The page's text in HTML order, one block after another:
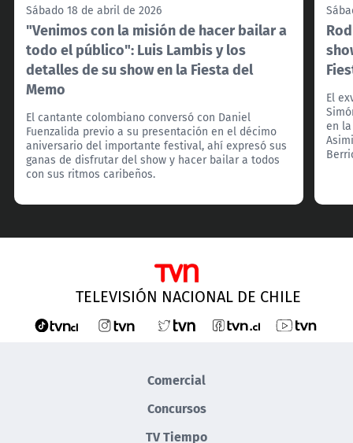
Sábado 18 de abril de 2026
"Venimos con la misión de hacer bailar a
todo el público": Luis Lambis y los
detalles de su show en la Fiesta del
Memo
El cantante colombiano conversó con Daniel
Fuenzalida previo a su presentación en el décimo
aniversario del importante festival, ahí expresó sus
ganas de disfrutar del show y hacer bailar a todos
con sus ritmos caribeños.
El
en
TELEVISIÓN NACIONAL DE CHILE
Comercial
Concursos
TV Tiempo